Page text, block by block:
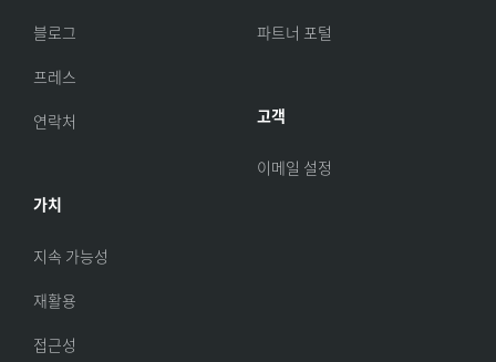
블로그
프레스
연락처
가치
지속 가능성
재활용
접근성
파트너 포털
고객
이메일 설정